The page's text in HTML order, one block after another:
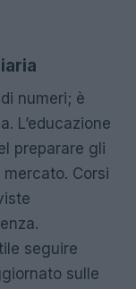
numeri; è
L’educazione
preparare gli
Corsi
seguire
sulle